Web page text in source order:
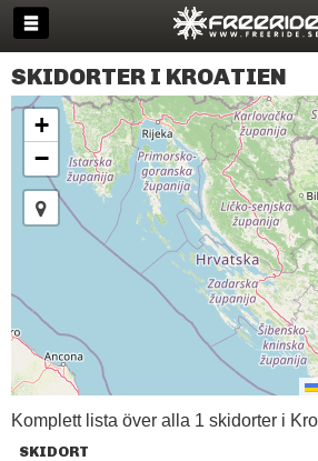
SKIDORTER I KROATIEN
+
−
Komplett lista över alla 1 skidorter i
SKIDORT